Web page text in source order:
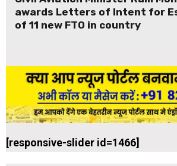
awards Letters of Intent for
of 11 new FTO in country
[responsive-slider id=1466]